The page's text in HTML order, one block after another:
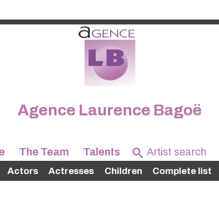
Agence Laurence Bagoë
The Team Talents
Actors Actresses Children Complete list